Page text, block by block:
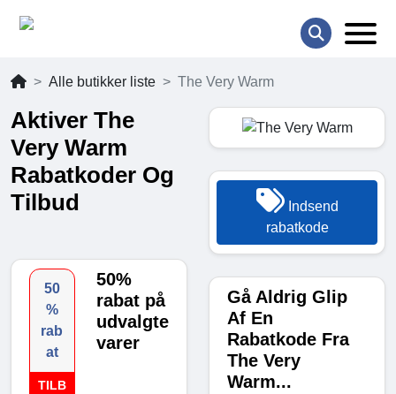
Alle butikker liste The Very Warm
Aktiver The
Very Warm
Rabatkoder Og
Tilbud
50
%
rab
at
TILB
50%
rabat på
udvalgte
varer
Indsend
rabatkode
Gå Aldrig Glip
Af En
Rabatkode Fra
The Very
Warm...